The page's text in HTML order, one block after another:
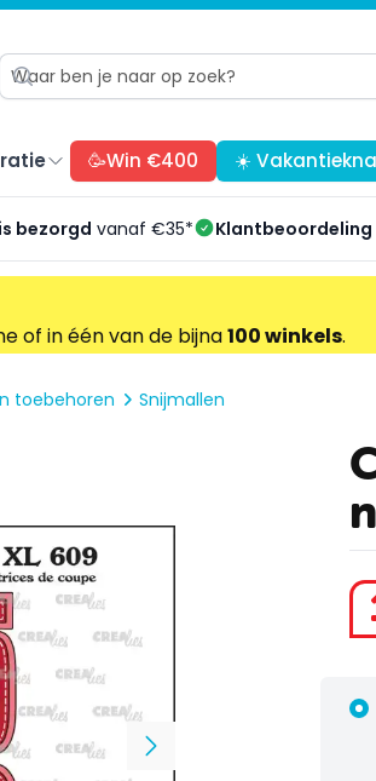
🥳Win €400 ☀️
bezorgd vanaf €35* Klantbeoordeling
of in één van de bijna100 winkels.
toebehoren Snijmallen